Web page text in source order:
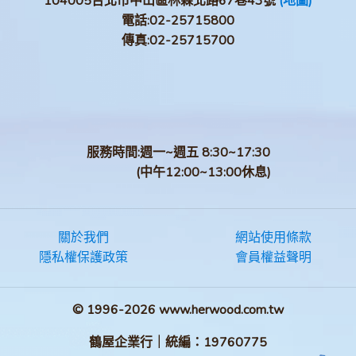
電話:02-25715800
傳真:02-25715700
服務時間:週一~週五 8:30~17:30
(中午12:00~13:00休息)
關於我們
網站使用條款
隱私權保護政策
會員權益聲明
© 1996-2026 www.herwood.com.tw
鶴屋企業行｜統編：19760775